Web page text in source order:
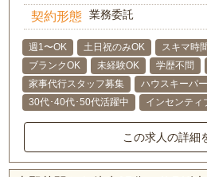
契約形態 業務委託
週1〜OK 土日祝のみOK スキマ時
ブランクOK
未経験OK 学歴不問
家事代行スタッフ募集
ハウスキーパ
30代･40代･50代活躍中
インセンティ
この求人の詳細